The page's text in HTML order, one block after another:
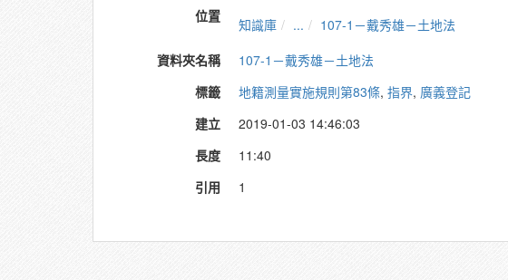
位置 知識庫 ...
107-1－戴秀雄－土地法
資料夾名稱
107-1－戴秀雄－土地法
標籤
地籍測量實施規則第83條, 指界, 廣義登記
建立
2019-01-03 14:46:03
長度
11:40
引用
1